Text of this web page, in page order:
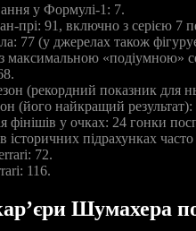
у Формулі‑1: 7.
прі: 91, включно з серією 7
77 (у джерелах також фігурує
максимальною «подіумною»
(рекордний показник для
(його найкращий результат):
фінішів у очках: 24 гонки
історичних підрахунках
72.
116.
Шумахера